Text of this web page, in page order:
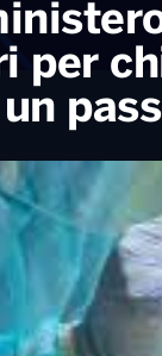
per
un